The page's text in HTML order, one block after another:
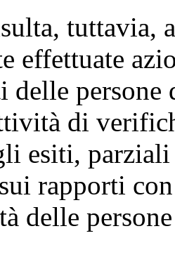
tuttavia,
effettuate
delle
di
esiti,
rapporti
delle